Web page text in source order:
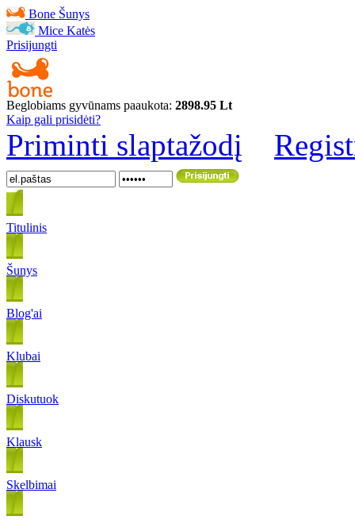
Bone Šunys
Mice Katės
Prisijungti
Beglobiams gyvūnams paaukota: 2898.95 Lt
Kaip gali prisidėti?
Priminti slaptažodį
Titulinis
Šunys
Blog'ai
Klubai
Diskutuok
Klausk
Skelbimai